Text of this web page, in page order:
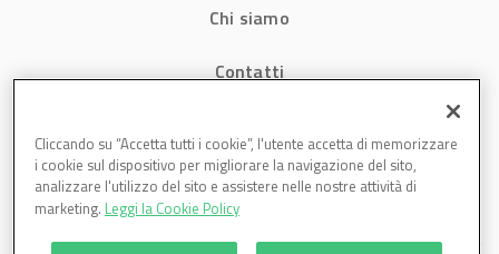
Chi siamo
Contatti
Cookies
Cliccando su “Accetta tutti i cookie”, l'utente accetta di memorizzare
i cookie sul dispositivo per migliorare la navigazione del sito,
analizzare l'utilizzo del sito e assistere nelle nostre attività di
marketing. Leggi la Cookie Policy